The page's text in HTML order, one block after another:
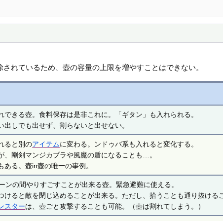
れているため、壺の容量の上限を増やすことはできない。
できる壺。食料保存は是非これに。「ギタン」も入れられる。
出しでも出せず、割らないと出せない。
ると別のアイテムに変わる。ンドゥバ系も入れると変化する。
、剛剣マンジカブラや風魔の盾になることも…。
ある。壺in壺の唯一の事例。
ンの間やりすごすことが出来る壺。緊急避難に使える。
けると敵を閉じ込めることが出来る。ただし、拾うことも通り抜ける
スターは、壺ごと攻撃することも可能。（壺は割れてしまう。）